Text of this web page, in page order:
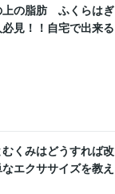
の脂肪 ふくらはぎ
見！！自宅で出来る
くみはどうすれば改
エクササイズを教え